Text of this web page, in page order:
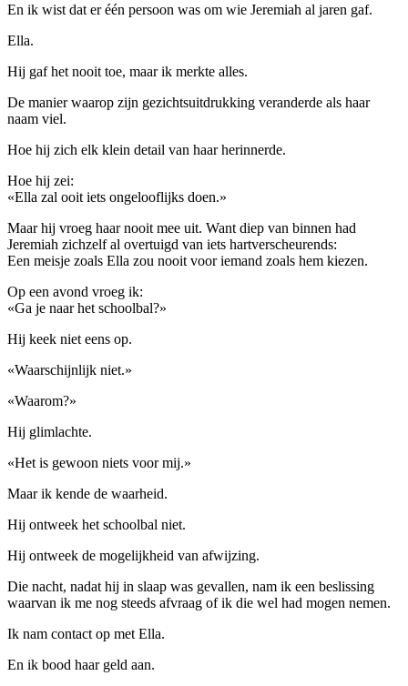
En ik wist dat er één persoon was om wie Jeremiah al jaren gaf.
Ella.
Hij gaf het nooit toe, maar ik merkte alles.
De manier waarop zijn gezichtsuitdrukking veranderde als haar
naam viel.
Hoe hij zich elk klein detail van haar herinnerde.
Hoe hij zei:
«Ella zal ooit iets ongelooflijks doen.»
Maar hij vroeg haar nooit mee uit. Want diep van binnen had
Jeremiah zichzelf al overtuigd van iets hartverscheurends:
Een meisje zoals Ella zou nooit voor iemand zoals hem kiezen.
Op een avond vroeg ik:
«Ga je naar het schoolbal?»
Hij keek niet eens op.
«Waarschijnlijk niet.»
«Waarom?»
Hij glimlachte.
«Het is gewoon niets voor mij.»
Maar ik kende de waarheid.
Hij ontweek het schoolbal niet.
Hij ontweek de mogelijkheid van afwijzing.
Die nacht, nadat hij in slaap was gevallen, nam ik een beslissing
waarvan ik me nog steeds afvraag of ik die wel had mogen nemen.
Ik nam contact op met Ella.
En ik bood haar geld aan.